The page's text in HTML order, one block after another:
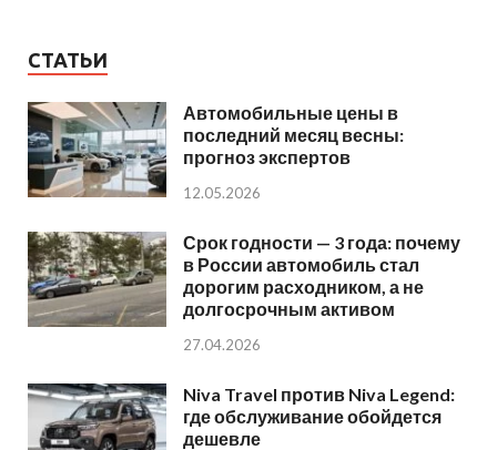
СТАТЬИ
Автомобильные цены в
последний месяц весны:
прогноз экспертов
12.05.2026
Срок годности — 3 года: почему
в России автомобиль стал
дорогим расходником, а не
долгосрочным активом
27.04.2026
Niva Travel против Niva Legend:
где обслуживание обойдется
дешевле